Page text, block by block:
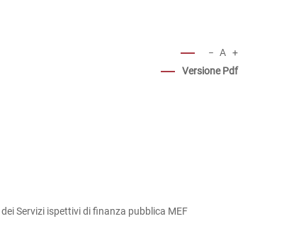
− A +
Versione Pdf
Servizi ispettivi di finanza pubblica MEF